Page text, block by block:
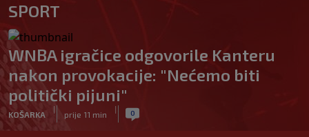
SPORT
WNBA igračice odgovorile Kanteru
nakon provokacije: "Nećemo biti
politički pijuni"
KOŠARKA
|
prije 11 min
| 0